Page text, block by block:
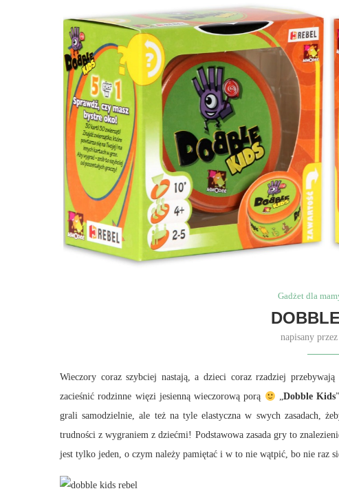
Gadżet dla
napisany przez
Wieczory coraz szybciej nastają, a dzieci coraz rzadziej
zacieśnić rodzinne więzi jesienną wieczorową porą
„Dobble Kids
grali samodzielnie, ale też na tyle elastyczna w swych zasadach,
trudności z wygraniem z dziećmi! Podstawowa zasada gry to
jest tylko jeden, o czym należy pamiętać i w to nie wątpić, bo nie raz